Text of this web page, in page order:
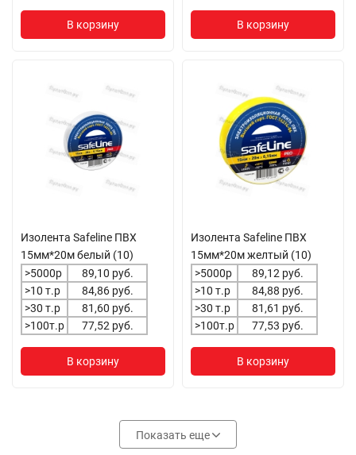
В корзину В корзину
Изолента Safeline ПВХ
15мм*20м белый (10)
>5000р
89,10 руб.
>10 т.р
84,86 руб.
>30 т.р
81,60 руб.
>100т.р
77,52 руб.
В корзину
Изолента Safeline ПВХ
15мм*20м желтый (10)
>5000р
89,12 руб.
>10 т.р
84,88 руб.
>30 т.р
81,61 руб.
>100т.р
77,53 руб.
В корзину
Показать еще